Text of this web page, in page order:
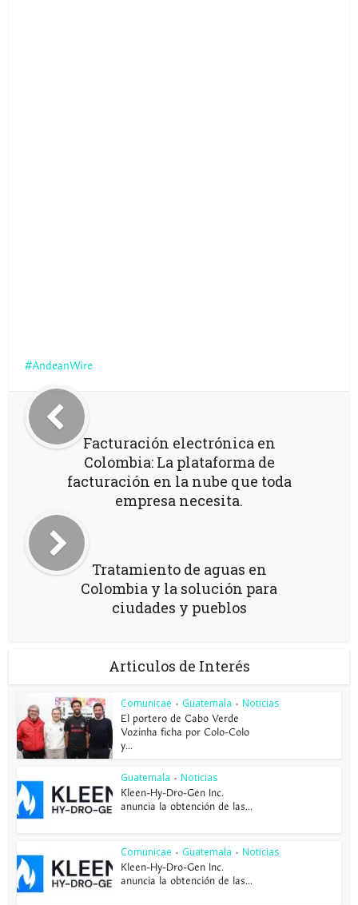
AndeanWire
Facturación electrónica en
Colombia: La plataforma de
facturación en la nube que toda
empresa necesita.
Tratamiento de aguas en
Colombia y la solución para
ciudades y pueblos
Articulos de Interés
Comunicae • Guatemala • Noticias
El portero de Cabo Verde
Vozinha ficha por Colo-Colo
y...
Guatemala • Noticias
Kleen-Hy-Dro-Gen Inc.
anuncia la obtención de las...
Comunicae • Guatemala • Noticias
Kleen-Hy-Dro-Gen Inc.
anuncia la obtención de las...